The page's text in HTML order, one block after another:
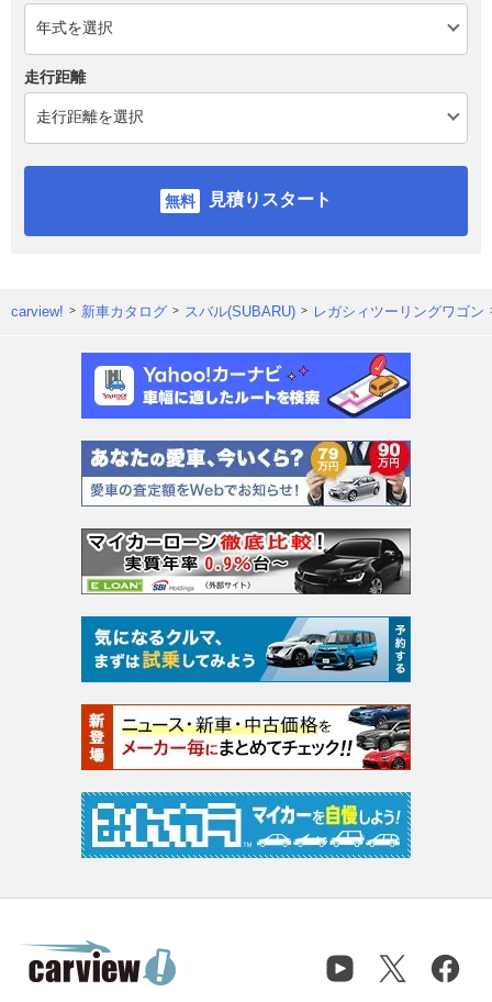
走行距離
見積りスタート
carview! 新車カタログ スバル(SUBARU) レガシィツーリングワゴン